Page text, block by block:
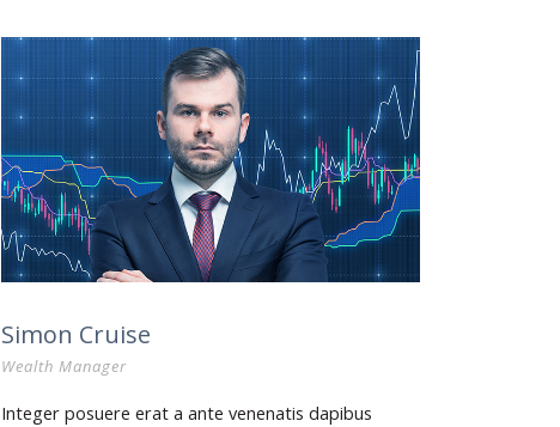
Simon Cruise
Wealth Manager
Integer posuere erat a ante venenatis dapibus